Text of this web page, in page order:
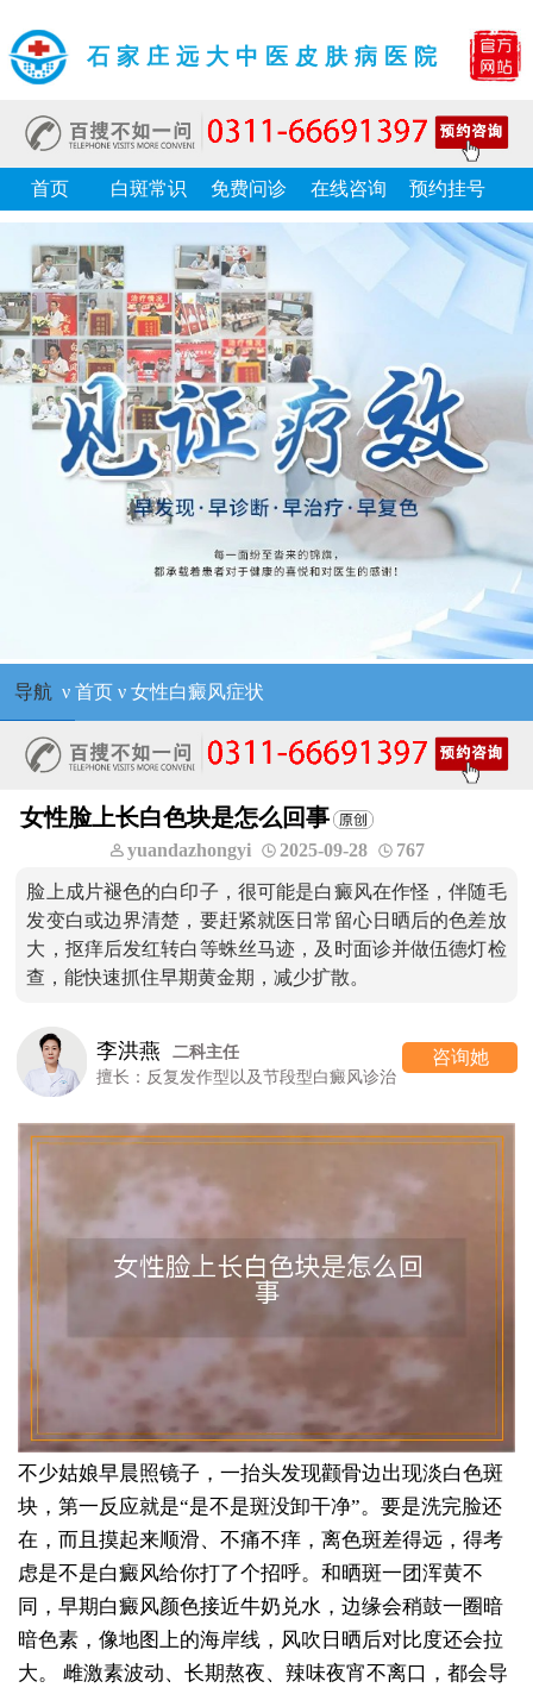
石家庄远大中医皮肤病医院
首页 白斑常识 免费问诊 在线咨询 预约挂号
导航 ν 首页ν 女性白癜风症状
女性脸上长白色块是怎么回事
yuandazhongyi 2025-09-28 767
脸上成片褪色的白印子，很可能是白癜风在作怪，伴随毛
发变白或边界清楚，要赶紧就医日常留心日晒后的色差放
大，抠痒后发红转白等蛛丝马迹，及时面诊并做伍德灯检
查，能快速抓住早期黄金期，减少扩散。
李洪燕
二科主任
擅长：反复发作型以及节段型白癜风诊治
咨询她
不少姑娘早晨照镜子，一抬头发现颧骨边出现淡白色斑
块，第一反应就是“是不是斑没卸干净”。要是洗完脸还
在，而且摸起来顺滑、不痛不痒，离色斑差得远，得考
虑是不是白癜风给你打了个招呼。和晒斑一团浑黄不
同，早期白癜风颜色接近牛奶兑水，边缘会稍鼓一圈暗
暗色素，像地图上的海岸线，风吹日晒后对比度还会拉
大。
雌激素波动、长期熬夜、辣味夜宵不离口，都会导